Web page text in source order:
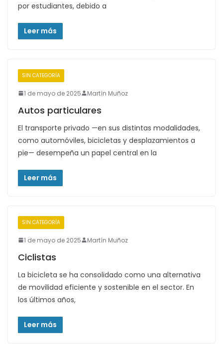
por estudiantes, debido a
Leer más
SIN CATEGORÍA
1 de mayo de 2025 Martín Muñoz
Autos particulares
El transporte privado —en sus distintas modalidades,
como automóviles, bicicletas y desplazamientos a
pie— desempeña un papel central en la
Leer más
SIN CATEGORÍA
1 de mayo de 2025 Martín Muñoz
Ciclistas
La bicicleta se ha consolidado como una alternativa
de movilidad eficiente y sostenible en el sector. En
los últimos años,
Leer más